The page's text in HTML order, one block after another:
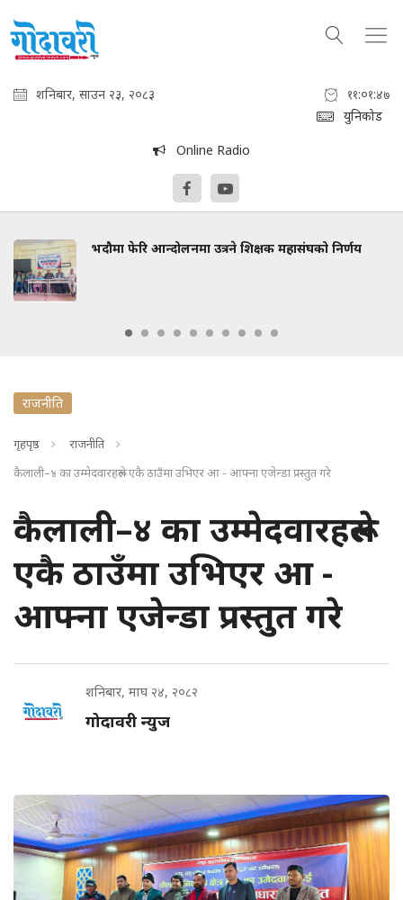
शनिबार, साउन २३, २०८३
११:०१:४८
युनिकोड
Online Radio
भदौमा फेरि आन्दोलनमा उत्रने शिक्षक महासंघको निर्णय
राजनीति
गृहपृष्ठ
राजनीति
कैलाली–४ का उम्मेदवारहरूले एकै ठाउँमा उभिएर आ - आफ्ना एजेन्डा प्रस्तुत गरे
कैलाली–४ का उम्मेदवारहरूले
एकै ठाउँमा उभिएर आ -
आफ्ना एजेन्डा प्रस्तुत गरे
शनिबार, माघ २४, २०८२
गोदावरी न्युज